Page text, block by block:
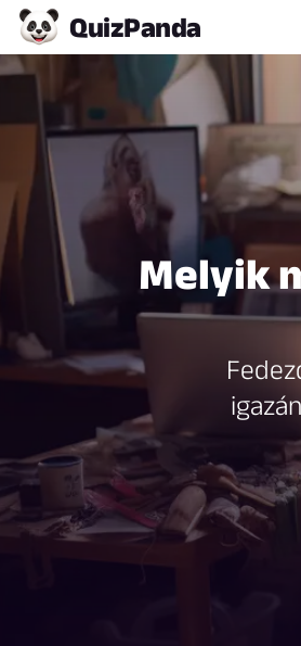
QuizPanda
Melyik